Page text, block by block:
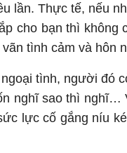
lần. Thực tế, nếu
cho bạn thì
tình cảm và hôn
tình, người đó
nghĩ sao thì
lực cố gắng níu